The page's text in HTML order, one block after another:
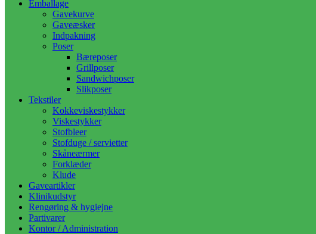
Emballage
Gavekurve
Gaveæsker
Indpakning
Poser
Bæreposer
Grillposer
Sandwichposer
Slikposer
Tekstiler
Kokkeviskestykker
Viskestykker
Stofbleer
Stofduge / servietter
Skåneærmer
Forklæder
Klude
Gaveartikler
Klinikudstyr
Rengøring & hygiejne
Partivarer
Kontor / Administration